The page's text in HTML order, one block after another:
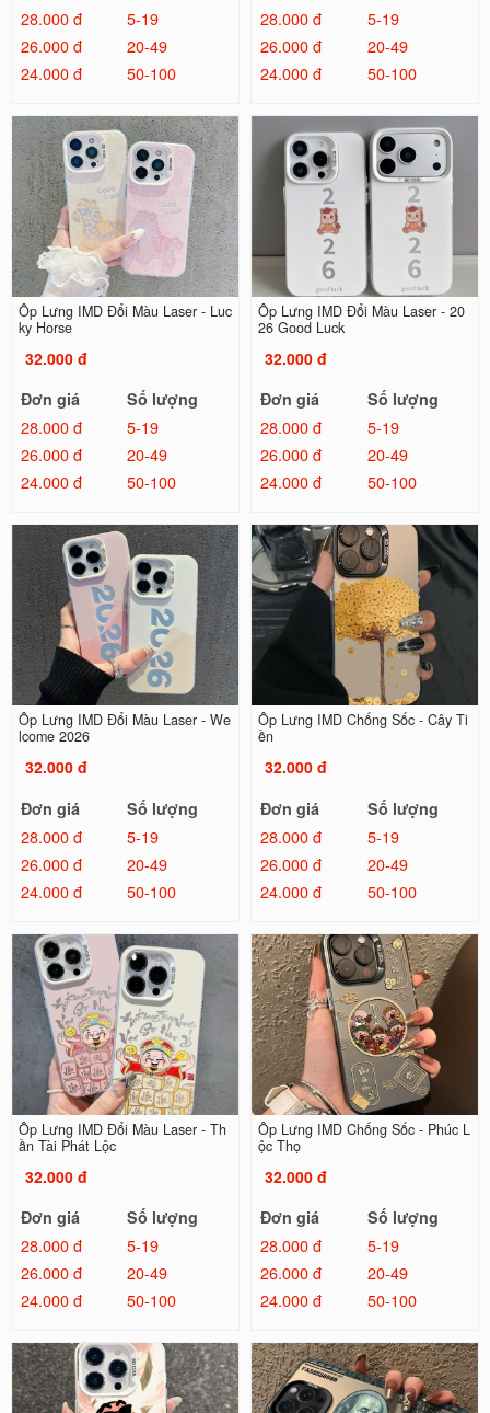
28.000 đ
5-19
26.000 đ
20-49
24.000 đ
50-100
28.000 đ
5-19
26.000 đ
20-49
24.000 đ
50-100
Ốp Lưng IMD Đổi Màu Laser - Luc
ky Horse
32.000 đ
Đơn giá
Số lượng
28.000 đ
5-19
26.000 đ
20-49
24.000 đ
50-100
Ốp Lưng IMD Đổi Màu Laser - 20
26 Good Luck
32.000 đ
Đơn giá
Số lượng
28.000 đ
5-19
26.000 đ
20-49
24.000 đ
50-100
Ốp Lưng IMD Đổi Màu Laser - We
lcome 2026
32.000 đ
Đơn giá
Số lượng
28.000 đ
5-19
26.000 đ
20-49
24.000 đ
50-100
Ốp Lưng IMD Chống Sốc - Cây Ti
ền
32.000 đ
Đơn giá
Số lượng
28.000 đ
5-19
26.000 đ
20-49
24.000 đ
50-100
Ốp Lưng IMD Đổi Màu Laser - Th
ần Tài Phát Lộc
32.000 đ
Đơn giá
Số lượng
28.000 đ
5-19
26.000 đ
20-49
24.000 đ
50-100
Ốp Lưng IMD Chống Sốc - Phúc L
ộc Thọ
32.000 đ
Đơn giá
Số lượng
28.000 đ
5-19
26.000 đ
20-49
24.000 đ
50-100